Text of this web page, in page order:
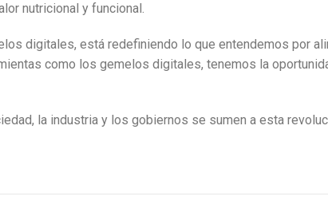
nutricional y funcional.
digitales, está redefiniendo lo que entendemos por
como los gemelos digitales, tenemos la
la industria y los gobiernos se sumen a esta